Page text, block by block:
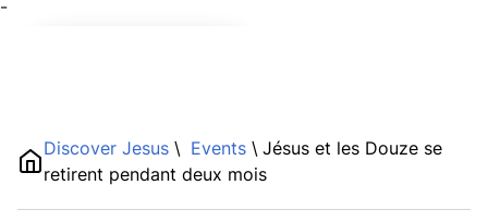
¯
Discover Jesus \ Events \ Jésus et les Douze se
retirent pendant deux mois
Description